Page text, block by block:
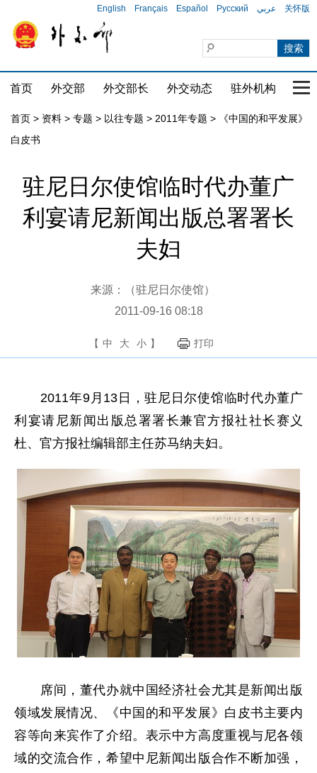
English Français Español Русский عربي 关怀版
首页 外交部 外交部长 外交动态 驻外机构 国
首页 > 资料 > 专题 > 以往专题 > 2011年专题 >
《中国的和平发展》
白皮书
驻尼日尔使馆临时代办董广
利宴请尼新闻出版总署署长
夫妇
来源：（驻尼日尔使馆）
2011-09-16 08:18
【 中 大 小 】 打印
2011年9月13日，驻尼日尔使馆临时代办董广
利宴请尼新闻出版总署署长兼官方报社社长赛义
杜、官方报社编辑部主任苏马纳夫妇。
席间，董代办就中国经济社会尤其是新闻出版
领域发展情况、《中国的和平发展》白皮书主要内
容等向来宾作了介绍。表示中方高度重视与尼各领
域的交流合作，希望中尼新闻出版合作不断加强，